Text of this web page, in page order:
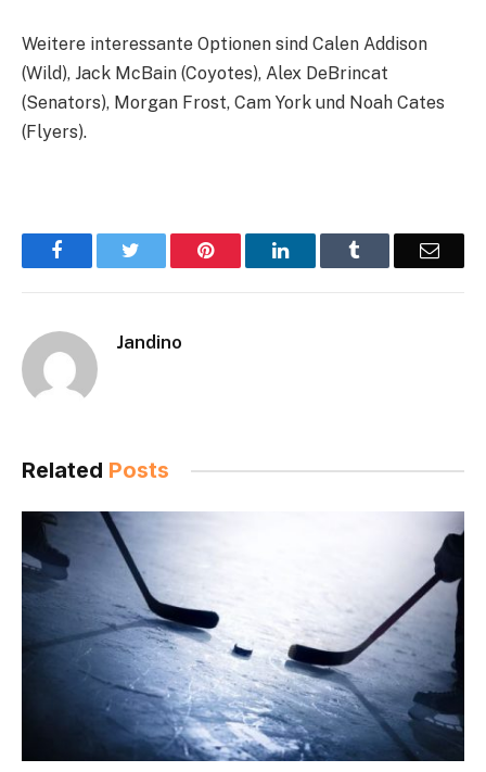
Weitere interessante Optionen sind Calen Addison
(Wild), Jack McBain (Coyotes), Alex DeBrincat
(Senators), Morgan Frost, Cam York und Noah Cates
(Flyers).
Facebook Pinterest LinkedIn Email
Jandino
Related Posts